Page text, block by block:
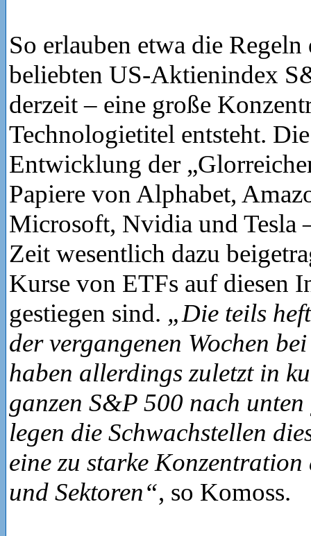
So erlauben etwa die
beliebten US-Aktienindex
derzeit – eine große
Technologietitel entsteht.
Entwicklung der
Papiere von Alphabet,
Microsoft, Nvidia und Tesla
Zeit wesentlich dazu
Kurse von ETFs auf diesen
gestiegen sind. „Die teils
der vergangenen Wochen
haben allerdings zuletzt in
ganzen S&P 500 nach unten
legen die Schwachstellen
eine zu starke
und Sektoren“, so Komoss.